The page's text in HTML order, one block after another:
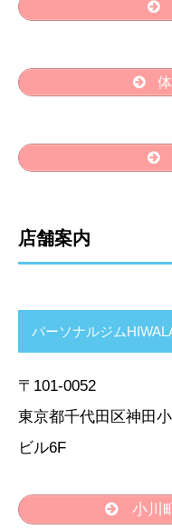
店舗案内
パーソナルジム
〒101-0052
東京都千代田区神田
ビル6F
小川